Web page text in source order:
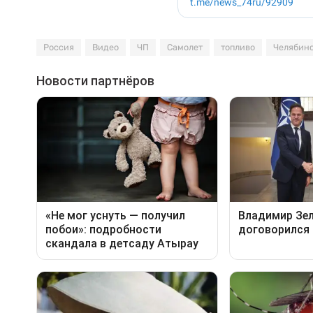
Россия Видео ЧП Самолет топливо